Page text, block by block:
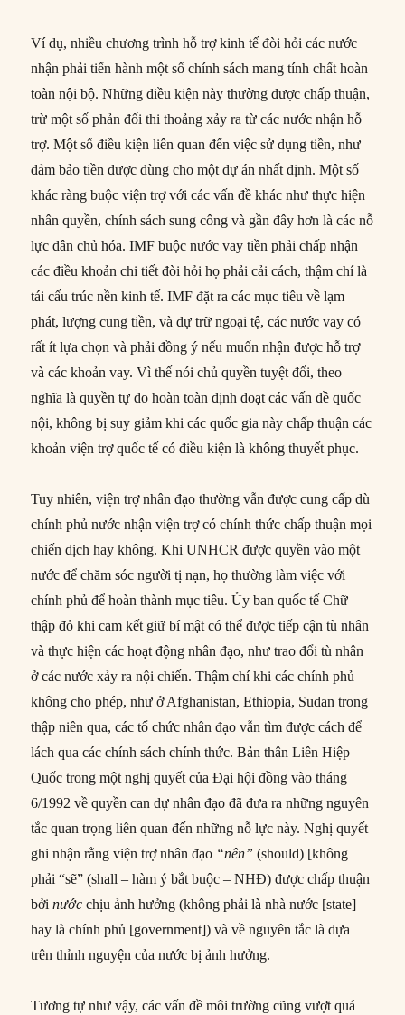
Ví dụ, nhiều chương trình hỗ trợ kinh tế đòi hỏi các nước
nhận phải tiến hành một số chính sách mang tính chất hoàn
toàn nội bộ. Những điều kiện này thường được chấp thuận,
trừ một số phản đối thi thoảng xảy ra từ các nước nhận hỗ
trợ. Một số điều kiện liên quan đến việc sử dụng tiền, như
đảm bảo tiền được dùng cho một dự án nhất định. Một số
khác ràng buộc viện trợ với các vấn đề khác như thực hiện
nhân quyền, chính sách sung công và gần đây hơn là các nỗ
lực dân chủ hóa. IMF buộc nước vay tiền phải chấp nhận
các điều khoản chi tiết đòi hỏi họ phải cải cách, thậm chí là
tái cấu trúc nền kinh tế. IMF đặt ra các mục tiêu về lạm
phát, lượng cung tiền, và dự trữ ngoại tệ, các nước vay có
rất ít lựa chọn và phải đồng ý nếu muốn nhận được hỗ trợ
và các khoản vay. Vì thế nói chủ quyền tuyệt đối, theo
nghĩa là quyền tự do hoàn toàn định đoạt các vấn đề quốc
nội, không bị suy giảm khi các quốc gia này chấp thuận các
khoản viện trợ quốc tế có điều kiện là không thuyết phục.
Tuy nhiên, viện trợ nhân đạo thường vẫn được cung cấp dù
chính phủ nước nhận viện trợ có chính thức chấp thuận mọi
chiến dịch hay không. Khi UNHCR được quyền vào một
nước để chăm sóc người tị nạn, họ thường làm việc với
chính phủ để hoàn thành mục tiêu. Ủy ban quốc tế Chữ
thập đỏ khi cam kết giữ bí mật có thể được tiếp cận tù nhân
và thực hiện các hoạt động nhân đạo, như trao đổi tù nhân
ở các nước xảy ra nội chiến. Thậm chí khi các chính phủ
không cho phép, như ở Afghanistan, Ethiopia, Sudan trong
thập niên qua, các tổ chức nhân đạo vẫn tìm được cách để
lách qua các chính sách chính thức. Bản thân Liên Hiệp
Quốc trong một nghị quyết của Đại hội đồng vào tháng
6/1992 về quyền can dự nhân đạo đã đưa ra những nguyên
tắc quan trọng liên quan đến những nỗ lực này. Nghị quyết
ghi nhận rằng viện trợ nhân đạo “nên” (should) [không
phải “sẽ” (shall – hàm ý bắt buộc – NHĐ) được chấp thuận
bởinước chịu ảnh hưởng (không phải là nhà nước [state]
hay là chính phủ [government]) và về nguyên tắc là dựa
trên thỉnh nguyện của nước bị ảnh hưởng.
Tương tự như vậy, các vấn đề môi trường cũng vượt quá